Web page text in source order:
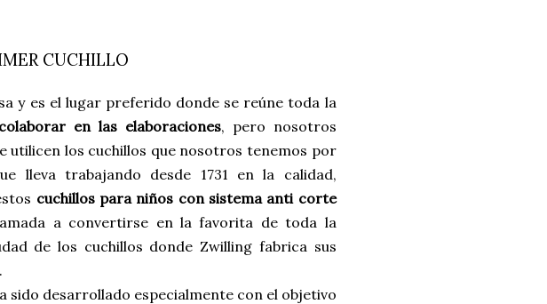
CUCHILLO
y es el lugar preferido donde se reúne toda la
en las elaboraciones, pero nosotros
utilicen los cuchillos que nosotros tenemos por
lleva trabajando desde 1731 en la calidad,
cuchillos para niños con sistema anti corte
a convertirse en la favorita de toda la
de los cuchillos donde Zwilling fabrica sus
sido desarrollado especialmente con el objetivo